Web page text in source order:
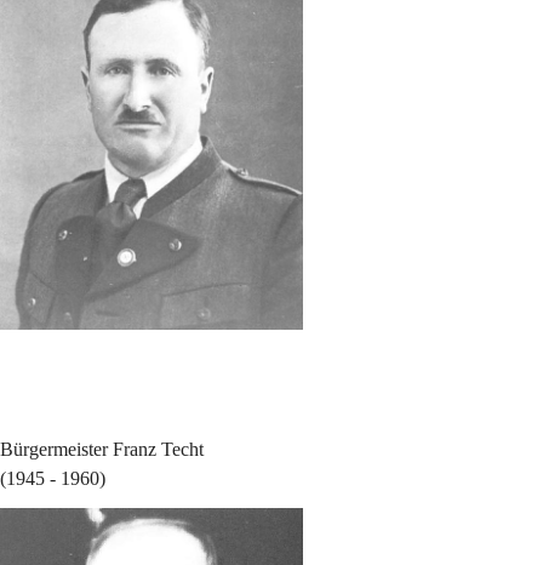
Bürgermeister Franz Techt
(1945 - 1960)